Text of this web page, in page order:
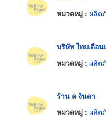
หมวดหมู่ : ผลิต
บริษัท ไทยเดือ
หมวดหมู่ : ผลิต
ร้าน ค จินดา
หมวดหมู่ : ผลิต